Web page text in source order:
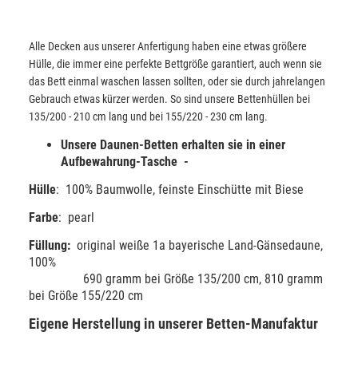
Alle Decken aus unserer Anfertigung haben eine etwas größere
Hülle, die immer eine perfekte Bettgröße garantiert, auch wenn sie
das Bett einmal waschen lassen sollten, oder sie durch jahrelangen
Gebrauch etwas kürzer werden. So sind unsere Bettenhüllen bei
135/200 - 210 cm lang und bei 155/220 - 230 cm lang.
Unsere Daunen-Betten erhalten sie in einer
Aufbewahrung-Tasche -
Hülle: 100% Baumwolle, feinste Einschütte mit Biese
Farbe: pearl
Füllung: original weiße 1a bayerische Land-Gänsedaune,
100%
690 gramm bei Größe 135/200 cm, 810 gramm
bei Größe 155/220 cm
Eigene Herstellung in unserer Betten-Manufaktur